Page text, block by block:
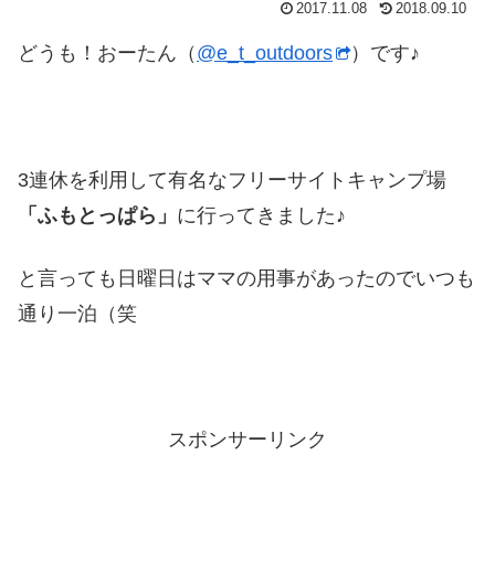
2017.11.08 2018.09.10
どうも！おーたん（ @e_t_outdoors ）です♪
3連休を利用して有名なフリーサイトキャンプ場
「ふもとっぱら」 に行ってきました♪
と言っても日曜日はママの用事があったのでいつも
通り一泊（笑
スポンサーリンク